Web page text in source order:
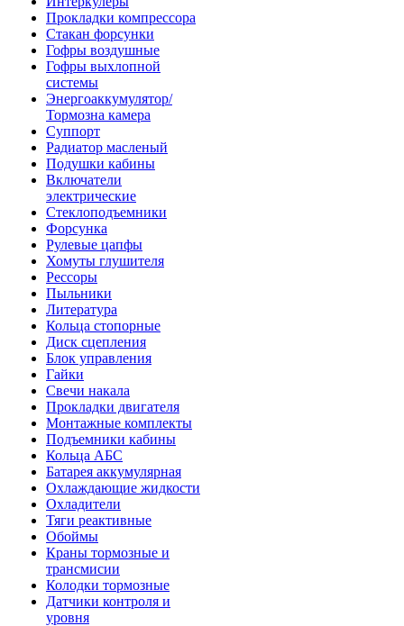
Прокладки компрессора
Стакан форсунки
Гофры воздушные
Гофры выхлопной
системы
Энергоаккумулятор/
Тормозна камера
Суппорт
Радиатор масленый
Подушки кабины
Включатели
электрические
Стеклоподъемники
Форсунка
Рулевые цапфы
Хомуты глушителя
Рессоры
Пыльники
Литература
Кольца стопорные
Диск сцепления
Блок управления
Гайки
Свечи накала
Прокладки двигателя
Монтажные комплекты
Подъемники кабины
Кольца АБС
Батарея аккумулярная
Охлаждающие жидкости
Охладители
Тяги реактивные
Обоймы
Краны тормозные и
трансмисии
Колодки тормозные
Датчики контроля и
уровня